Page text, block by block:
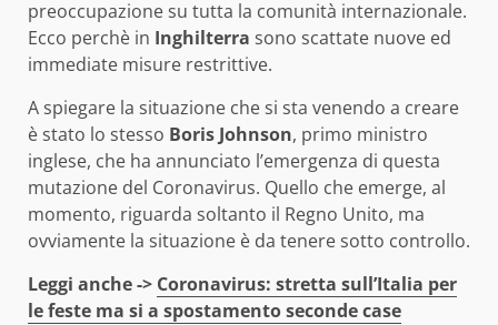
preoccupazione su tutta la comunità internazionale.
Ecco perchè in Inghilterra sono scattate nuove ed
immediate misure restrittive.
A spiegare la situazione che si sta venendo a creare
è stato lo stesso Boris Johnson, primo ministro
inglese, che ha annunciato l’emergenza di questa
mutazione del Coronavirus. Quello che emerge, al
momento, riguarda soltanto il Regno Unito, ma
ovviamente la situazione è da tenere sotto controllo.
Leggi anche -> Coronavirus: stretta sull’Italia per
le feste ma si a spostamento seconde case